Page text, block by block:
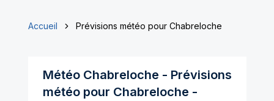
Accueil Prévisions météo pour Chabreloche
Météo Chabreloche - Prévisions
météo pour Chabreloche -